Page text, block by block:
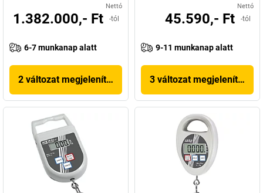
Nettó
1.382.000,- Ft -tól
6-7 munkanap alatt
2 változat megjelenítése
Nettó
45.590,- Ft -tól
9-11 munkanap alatt
3 változat megjelenítése